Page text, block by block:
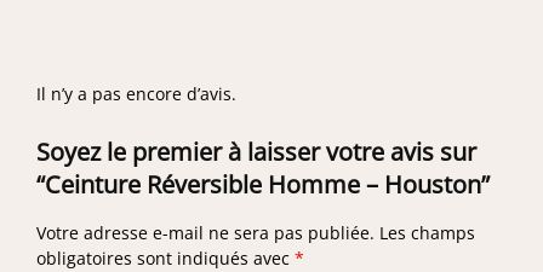
Il n’y a pas encore d’avis.
Soyez le premier à laisser votre avis sur
“Ceinture Réversible Homme – Houston”
Votre adresse e-mail ne sera pas publiée. Les champs
obligatoires sont indiqués avec *